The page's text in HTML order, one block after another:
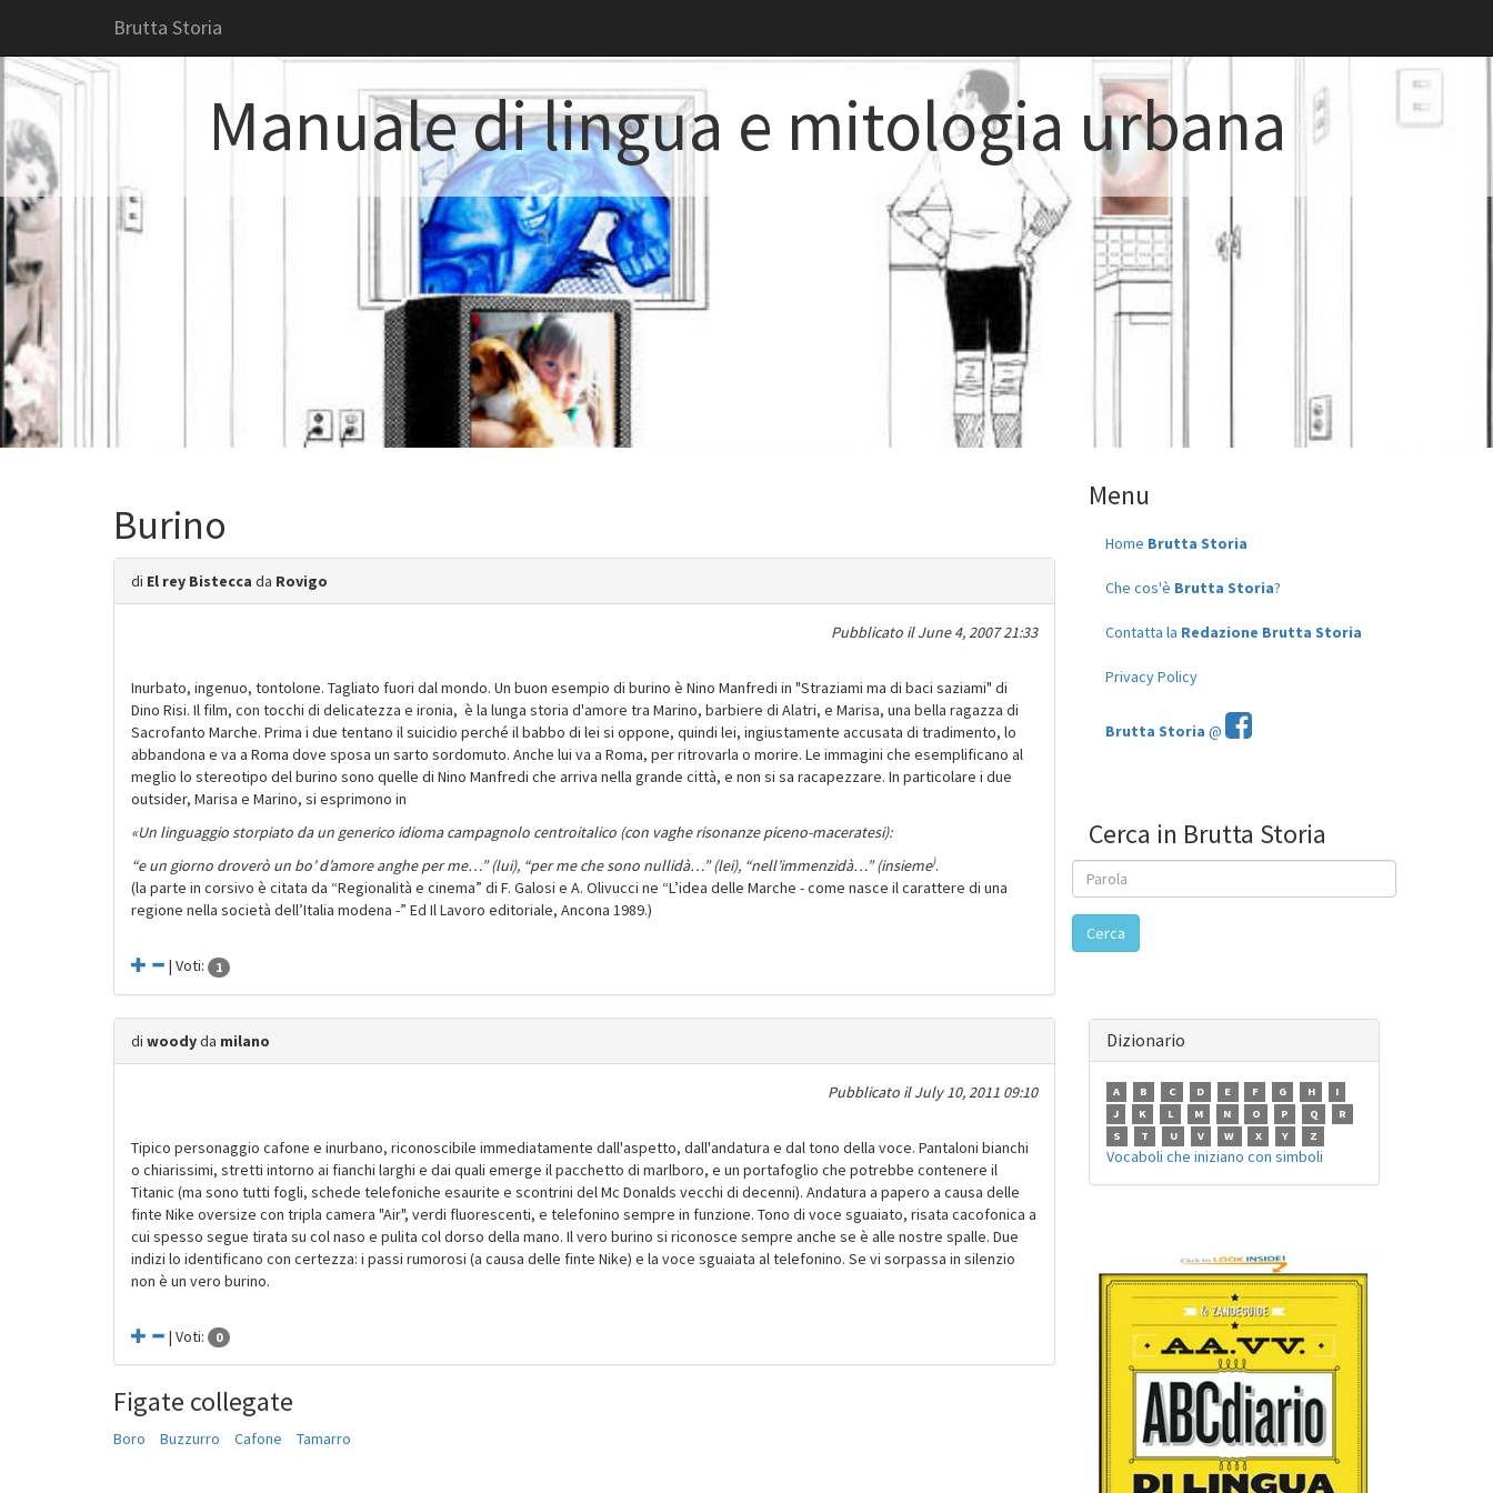
Brutta Storia
Manuale di lingua e mitologia urbana
Burino
di El rey Bistecca da Rovigo
Pubblicato ilJune 4, 2007 21:33
Inurbato, ingenuo, tontolone. Tagliato fuori dal mondo. Un buon esempio di burino è Nino Manfredi in "Straziami ma di baci saziami" di
Dino Risi. Il film, con tocchi di delicatezza e ironia, è la lunga storia d'amore tra Marino, barbiere di Alatri, e Marisa, una bella ragazza di
Sacrofanto Marche. Prima i due tentano il suicidio perché il babbo di lei si oppone, quindi lei, ingiustamente accusata di tradimento, lo
abbandona e va a Roma dove sposa un sarto sordomuto. Anche lui va a Roma, per ritrovarla o morire. Le immagini che esemplificano al
meglio lo stereotipo del burino sono quelle di Nino Manfredi che arriva nella grande città, e non si sa racapezzare. In particolare i due
outsider, Marisa e Marino, si esprimono in
«Un linguaggio storpiato da un generico idioma campagnolo centroitalico (con vaghe risonanze piceno-maceratesi):
“e un giorno droverò un bo’ d’amore anghe per me…” (lui), “per me che sono nullidà…” (lei), “nell’immenzidà…” (insieme).
(la parte in corsivo è citata da “Regionalità e cinema” di F. Galosi e A. Olivucci ne “L’idea delle Marche - come nasce il carattere di una
regione nella società dell’Italia modena -” Ed Il Lavoro editoriale, Ancona 1989.)
| Voti: 1
di woodyda milano
Pubblicato ilJuly 10, 2011 09:10
Tipico personaggio cafone e inurbano, riconoscibile immediatamente dall'aspetto, dall'andatura e dal tono della voce. Pantaloni bianchi
o chiarissimi, stretti intorno ai fianchi larghi e dai quali emerge il pacchetto di marlboro, e un portafoglio che potrebbe contenere il
Titanic (ma sono tutti fogli, schede telefoniche esaurite e scontrini del Mc Donalds vecchi di decenni). Andatura a papero a causa delle
finte Nike oversize con tripla camera "Air", verdi fluorescenti, e telefonino sempre in funzione. Tono di voce sguaiato, risata cacofonica a
cui spesso segue tirata su col naso e pulita col dorso della mano. Il vero burino si riconosce sempre anche se è alle nostre spalle. Due
indizi lo identificano con certezza: i passi rumorosi (a causa delle finte Nike) e la voce sguaiata al telefonino. Se vi sorpassa in silenzio
non è un vero burino.
| Voti: 0
Figate collegate
Boro Buzzurro Cafone Tamarro
Menu
Home Brutta Storia
Che cos'è Brutta Storia?
Contatta la Redazione Brutta Storia
Privacy Policy
Brutta Storia @
Cerca in Brutta Storia
Cerca
Dizionario
A B C D E F G H
I
J
K L M N O P Q
R
S
T U V W X Y Z
Vocaboli che iniziano con simboli